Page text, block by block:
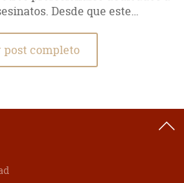
Desde que este…
post completo